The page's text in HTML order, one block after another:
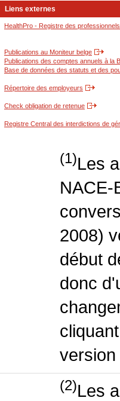
Liens externes
HealthPro - Registre des
Publications au Moniteur belge
Publications des comptes annuels à la
Base de données des statuts et des
Répertoire des employeurs
Check obligation de retenue
Registre Central des interdictions de
(1)Les
NACE-
2008)
début
donc
version
(2)Les